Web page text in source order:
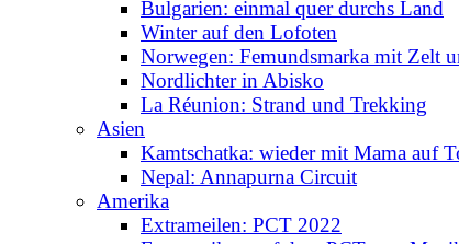
Bulgarien: einmal quer durchs Land
Winter auf den Lofoten
Norwegen: Femundsmarka mit Zelt
Nordlichter in Abisko
La Réunion: Strand und Trekking
Asien
Kamtschatka: wieder mit Mama auf
Nepal: Annapurna Circuit
Amerika
Extrameilen: PCT 2022